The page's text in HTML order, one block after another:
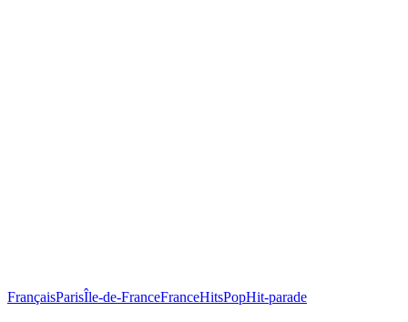
FrançaisParisÎle-de-FranceFranceHitsPopHit-parade